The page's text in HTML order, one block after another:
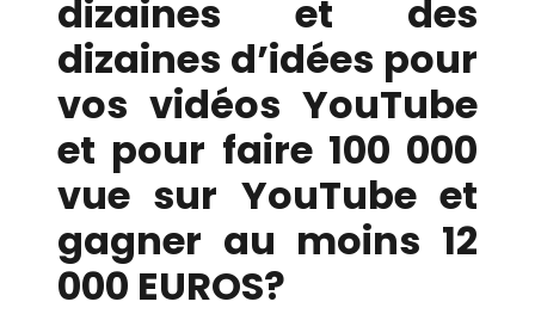
dizaines et des
dizaines d’idées pour
vos vidéos YouTube
et pour faire 100 000
vue sur YouTube et
gagner au moins 12
000 EUROS?